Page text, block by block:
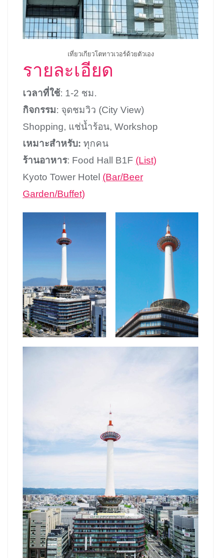
เที่ยวเกียวโตทาวเวอร์ด้วยตัวเอง
รายละเอียด
เวลาที่ใช้: 1-2 ชม.
กิจกรรม: จุดชมวิว (City View)
Shopping, แช่น้ำร้อน, Workshop
เหมาะสำหรับ: ทุกคน
ร้านอาหาร: Food Hall B1F (List)
Kyoto Tower Hotel (Bar/Beer
Garden/Buffet)